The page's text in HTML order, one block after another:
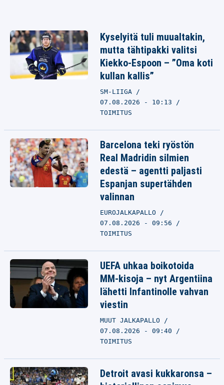
Kyselyitä tuli muualtakin,
mutta tähtipakki valitsi
Kiekko-Espoon – ”Oma koti
kullan kallis”
SM-LIIGA
07.08.2026 - 10:13
TOIMITUS
Barcelona teki ryöstön
Real Madridin silmien
edestä – agentti paljasti
Espanjan supertähden
valinnan
EUROJALKAPALLO
07.08.2026 - 09:56
TOIMITUS
UEFA uhkaa boikotoida
MM-kisoja – nyt Argentiina
lähetti Infantinolle vahvan
viestin
MUUT JALKAPALLO
07.08.2026 - 09:40
TOIMITUS
Detroit avasi kukkaronsa –